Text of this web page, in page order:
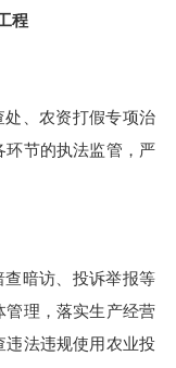
程
、农资打假专项治
环节的执法监管，严
暗访、投诉举报等
管理，落实生产经营
违法违规使用农业投